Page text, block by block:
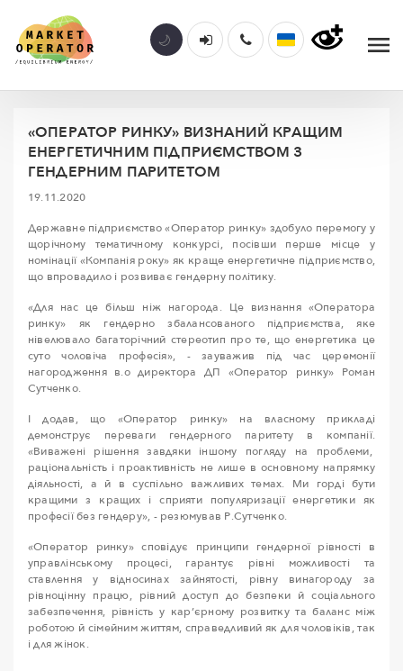
«ОПЕРАТОР РИНКУ» ВИЗНАНИЙ КРАЩИМ
ЕНЕРГЕТИЧНИМ ПІДПРИЄМСТВОМ З
ГЕНДЕРНИМ ПАРИТЕТОМ
19.11.2020
Державне підприємство «Оператор ринку» здобуло перемогу у
щорічному тематичному конкурсі, посівши перше місце у
номінації «Компанія року» як краще енергетичне підприємство,
що впровадило і розвиває гендерну політику.
«Для нас це більш ніж нагорода. Це визнання «Оператора
ринку» як гендерно збалансованого підприємства, яке
нівелювало багаторічний стереотип про те, що енергетика це
суто чоловіча професія», - зауважив під час церемонії
нагородження в.о директора ДП «Оператор ринку» Роман
Сутченко.
І додав, що «Оператор ринку» на власному прикладі
демонструє переваги гендерного паритету в компанії.
«Виважені рішення завдяки іншому погляду на проблеми,
раціональність і проактивність не лише в основному напрямку
діяльності, а й в суспільно важливих темах. Ми горді бути
кращими з кращих і сприяти популяризації енергетики як
професії без гендеру», - резюмував Р.Сутченко.
«Оператор ринку» сповідує принципи гендерної рівності в
управлінському процесі, гарантує рівні можливості та
ставлення у відносинах зайнятості, рівну винагороду за
рівноцінну працю, рівний доступ до безпеки й соціального
забезпечення, рівність у кар’єрному розвитку та баланс між
роботою й сімейним життям, справедливий як для чоловіків, так
і для жінок.